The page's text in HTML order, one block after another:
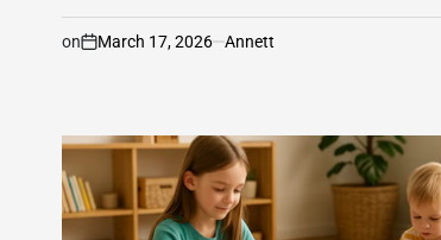
on March 17, 2026 Annett